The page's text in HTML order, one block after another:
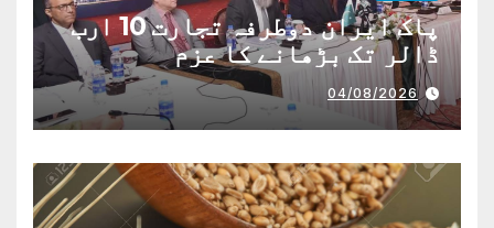
پاک ایران دوطرفہ تجارت 10 ارب
ڈالر تک بڑھانے کا عزم
04/08/2026